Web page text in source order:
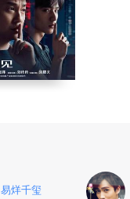
易烊千玺